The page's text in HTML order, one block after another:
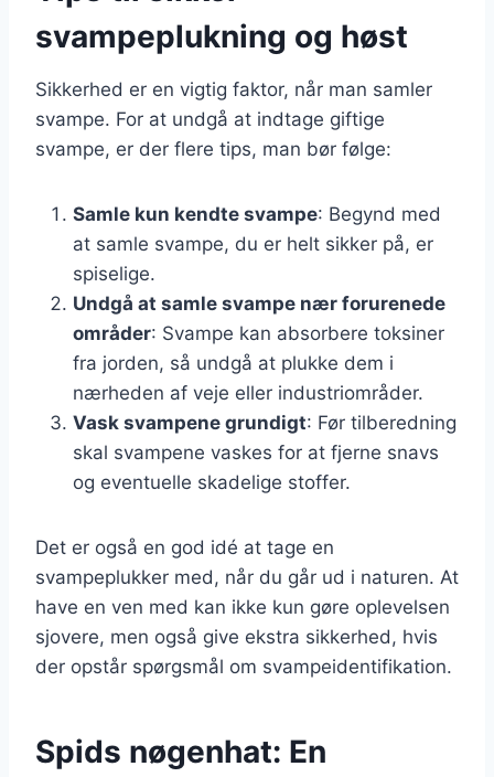
svampeplukning og høst
Sikkerhed er en vigtig faktor, når man samler
svampe. For at undgå at indtage giftige
svampe, er der flere tips, man bør følge:
Samle kun kendte svampe: Begynd med
at samle svampe, du er helt sikker på, er
spiselige.
Undgå at samle svampe nær forurenede
områder: Svampe kan absorbere toksiner
fra jorden, så undgå at plukke dem i
nærheden af veje eller industriområder.
Vask svampene grundigt: Før tilberedning
skal svampene vaskes for at fjerne snavs
og eventuelle skadelige stoffer.
Det er også en god idé at tage en
svampeplukker med, når du går ud i naturen. At
have en ven med kan ikke kun gøre oplevelsen
sjovere, men også give ekstra sikkerhed, hvis
der opstår spørgsmål om svampeidentifikation.
Spids nøgenhat: En